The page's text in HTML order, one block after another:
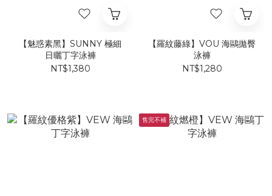
【魅惑素黑】SUNNY 極細
日曬丁字泳褲
NT$1,380
【羅紋藤綠】VOU 海鷗拋臀
泳褲
NT$1,280
售完不補